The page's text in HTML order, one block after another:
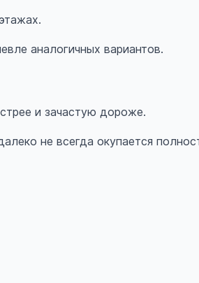
аналогичных вариантов.
и зачастую дороже.
не всегда окупается